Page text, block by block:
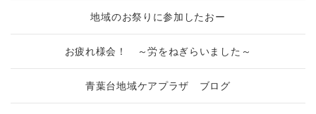
地域のお祭りに参加したおー
お疲れ様会！ ～労をねぎらいました～
青葉台地域ケアプラザ ブログ